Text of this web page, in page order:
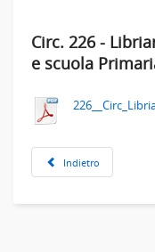
Circ. 226 -
e scuola
Indietro